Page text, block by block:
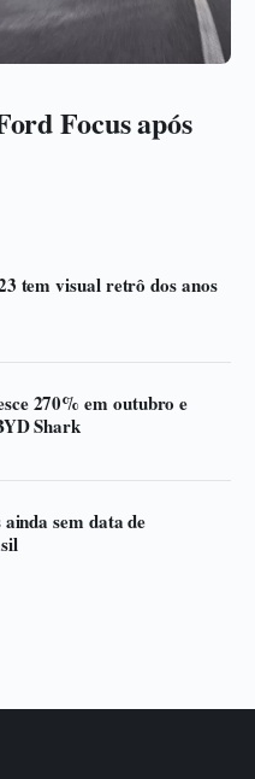
Focus após
tem visual retrô dos anos
270% em outubro e
Shark
sem data de